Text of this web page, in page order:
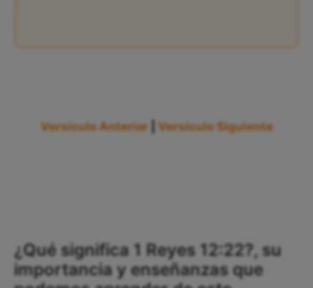
Versículo Anterior Versículo Siguiente
¿Qué significa 1 Reyes 12:22?, su
importancia y enseñanzas que